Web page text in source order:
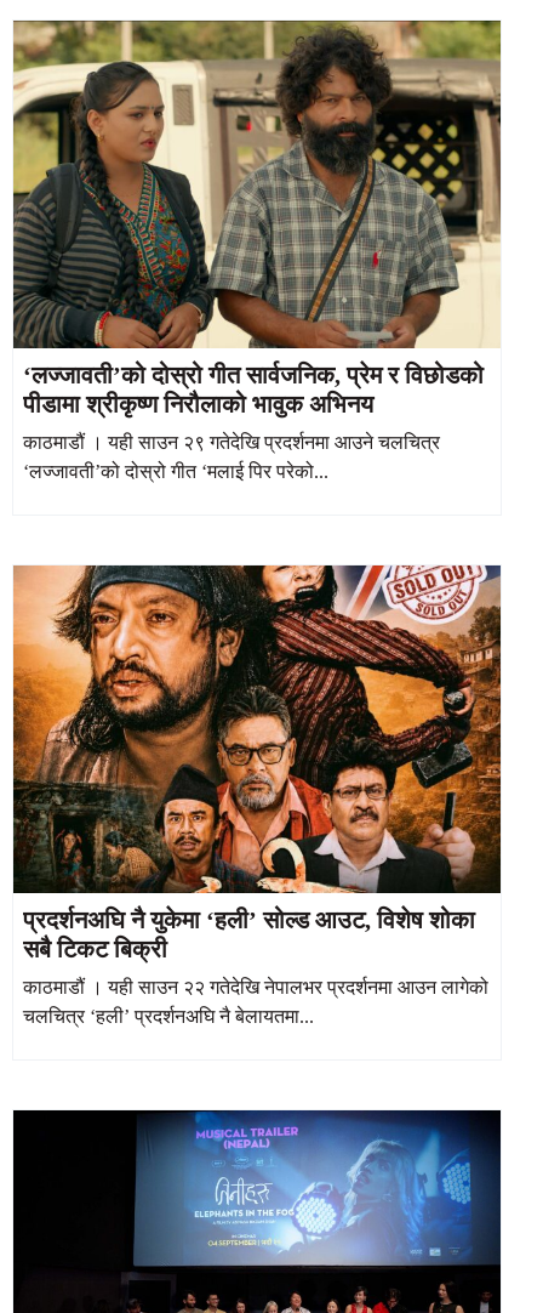
‘लज्जावती’को दोस्रो गीत सार्वजनिक, प्रेम र विछोडको
पीडामा श्रीकृष्ण निरौलाको भावुक अभिनय
काठमाडौं । यही साउन २९ गतेदेखि प्रदर्शनमा आउने चलचित्र
‘लज्जावती’को दोस्रो गीत ‘मलाई पिर परेको...
प्रदर्शनअघि नै युकेमा ‘हली’ सोल्ड आउट, विशेष शोका
सबै टिकट बिक्री
काठमाडौं । यही साउन २२ गतेदेखि नेपालभर प्रदर्शनमा आउन लागेको
चलचित्र ‘हली’ प्रदर्शनअघि नै बेलायतमा...